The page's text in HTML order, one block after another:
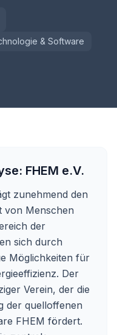
& Software
FHEM e.V.
zunehmend den
von Menschen
der
sich durch
Möglichkeiten für
Der
Verein, der die
der quelloffenen
FHEM fördert.